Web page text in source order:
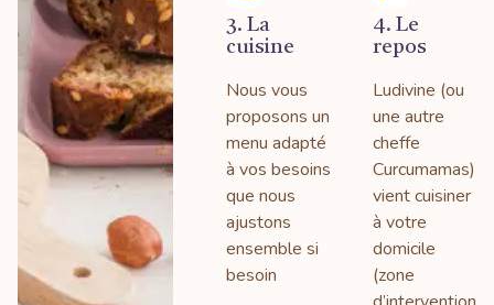
3. La
cuisine
Nous vous
proposons un
menu adapté
à vos besoins
que nous
ajustons
ensemble si
besoin
4. Le
repos
Ludivine (ou
une autre
cheffe
Curcumamas)
vient cuisiner
à votre
domicile
(zone